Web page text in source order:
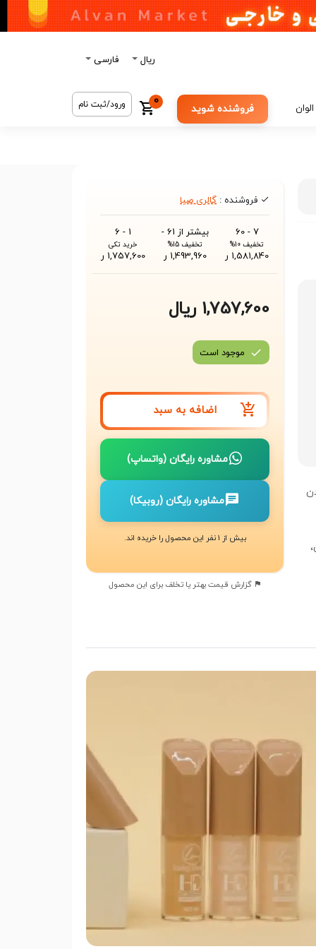
ریال فارسی
فروشنده شوید
0 ورود/ثبت نام
فروشنده : گالری صبا
7 - 60
تخفیف 10%
1,581,840 ر
بیشتر از 61 -
تخفیف 15%
1,493,960 ر
1 - 6
خرید تکی
1,757,600 ر
1,757,600 ریال
موجود است
اضافه به سبد
مشاوره رایگان (واتساپ)
مشاوره رایگان (روبیکا)
بیش از 1 نفر این محصول را خریده اند.
گزارش قیمت بهتر یا تخلف برای این محصول